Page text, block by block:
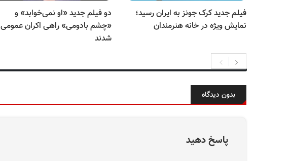
فیلم جدید کرک جونز به ایران رسید؛
نمایش ویژه در خانه هنرمندان
دو فیلم جدید «او نمی‌خوابد» و
«چشم بادومی» راهی اکران عمومی
شدند
بدون دیدگاه
پاسخ دهید